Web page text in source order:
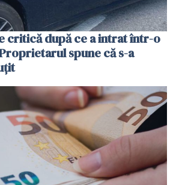
critică după ce a intrat într-o
spune că s-a